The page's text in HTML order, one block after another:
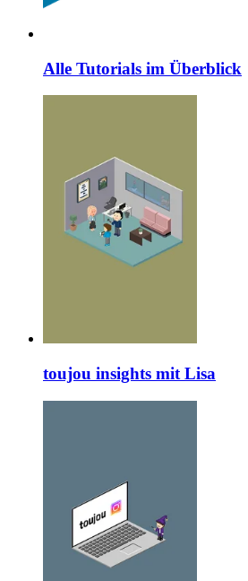
Alle Tutorials im Überblick
toujou insights mit Lisa